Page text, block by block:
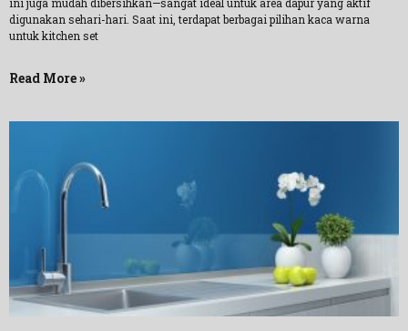
digunakan sehari-hari. Saat ini, terdapat berbagai pilihan kaca warna
untuk kitchen set
Read More »